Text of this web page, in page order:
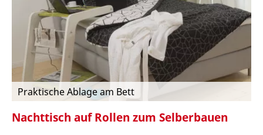
Praktische Ablage am Bett
Nachttisch auf Rollen zum Selberbauen